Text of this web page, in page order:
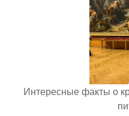
Интересные факты о